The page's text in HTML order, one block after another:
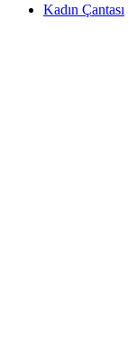
Kadın Çantası